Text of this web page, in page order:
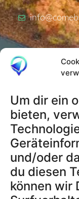
Um dir ein
bieten,
und/oder
du diesen
können wir
Tracker
AGB
Impressum